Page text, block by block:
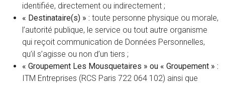
identifiée, directement ou indirectement ;
« Destinataire(s) » : toute personne physique ou morale,
l’autorité publique, le service ou tout autre organisme
qui reçoit communication de Données Personnelles,
qu’il s’agisse ou non d’un tiers ;
« Groupement Les Mousquetaires » ou « Groupement » :
ITM Entreprises (RCS Paris 722 064 102) ainsi que